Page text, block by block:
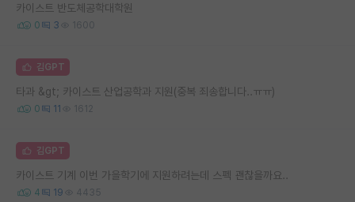
카이스트 반도체공학대학원
0 3 1600
김GPT
타과 &gt; 카이스트 산업공학과 지원(중복 죄송합니다..ㅠㅠ)
0 11 1612
김GPT
카이스트 기계 이번 가을학기에 지원하려는데 스펙 괜찮을까요..
4 19 4435